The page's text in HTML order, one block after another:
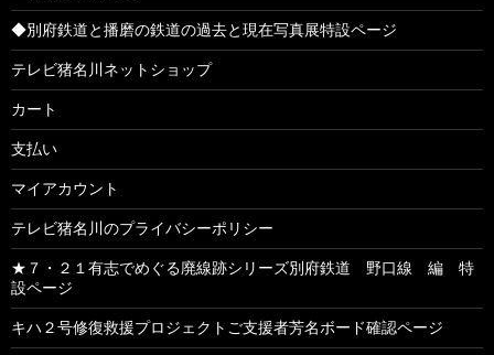
◆別府鉄道と播磨の鉄道の過去と現在写真展特設ページ
テレビ猪名川ネットショップ
カート
支払い
マイアカウント
テレビ猪名川のプライバシーポリシー
★７・２１有志でめぐる廃線跡シリーズ別府鉄道 野口線 編 特
設ページ
キハ２号修復救援プロジェクトご支援者芳名ボード確認ページ